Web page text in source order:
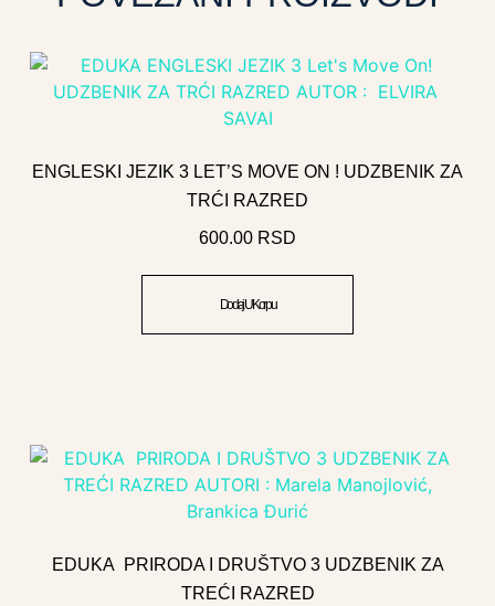
ENGLESKI JEZIK 3 LET’S MOVE ON ! UDZBENIK ZA
TRĆI RAZRED
600.00 RSD
Dodaj U Korpu
EDUKA PRIRODA I DRUŠTVO 3 UDZBENIK ZA
TREĆI RAZRED